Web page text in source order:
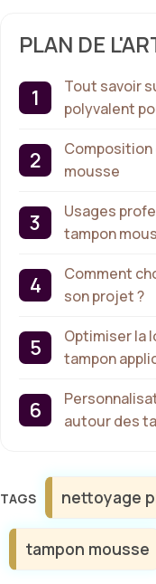
PLAN DE
Tout savoir
polyvalent
Composition
mousse
Usages
tampon
Comment
son projet ?
Optimiser la
tampon
autour des
Étiquettes
nettoyage
tampon mousse